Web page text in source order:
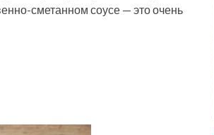
сметанном соусе — это очень